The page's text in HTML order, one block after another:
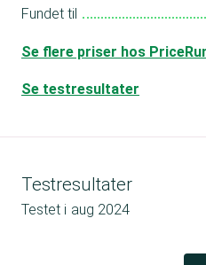
Fundet til
Se flere priser hos
Se testresultater
Testresultater
Testet i aug 2024